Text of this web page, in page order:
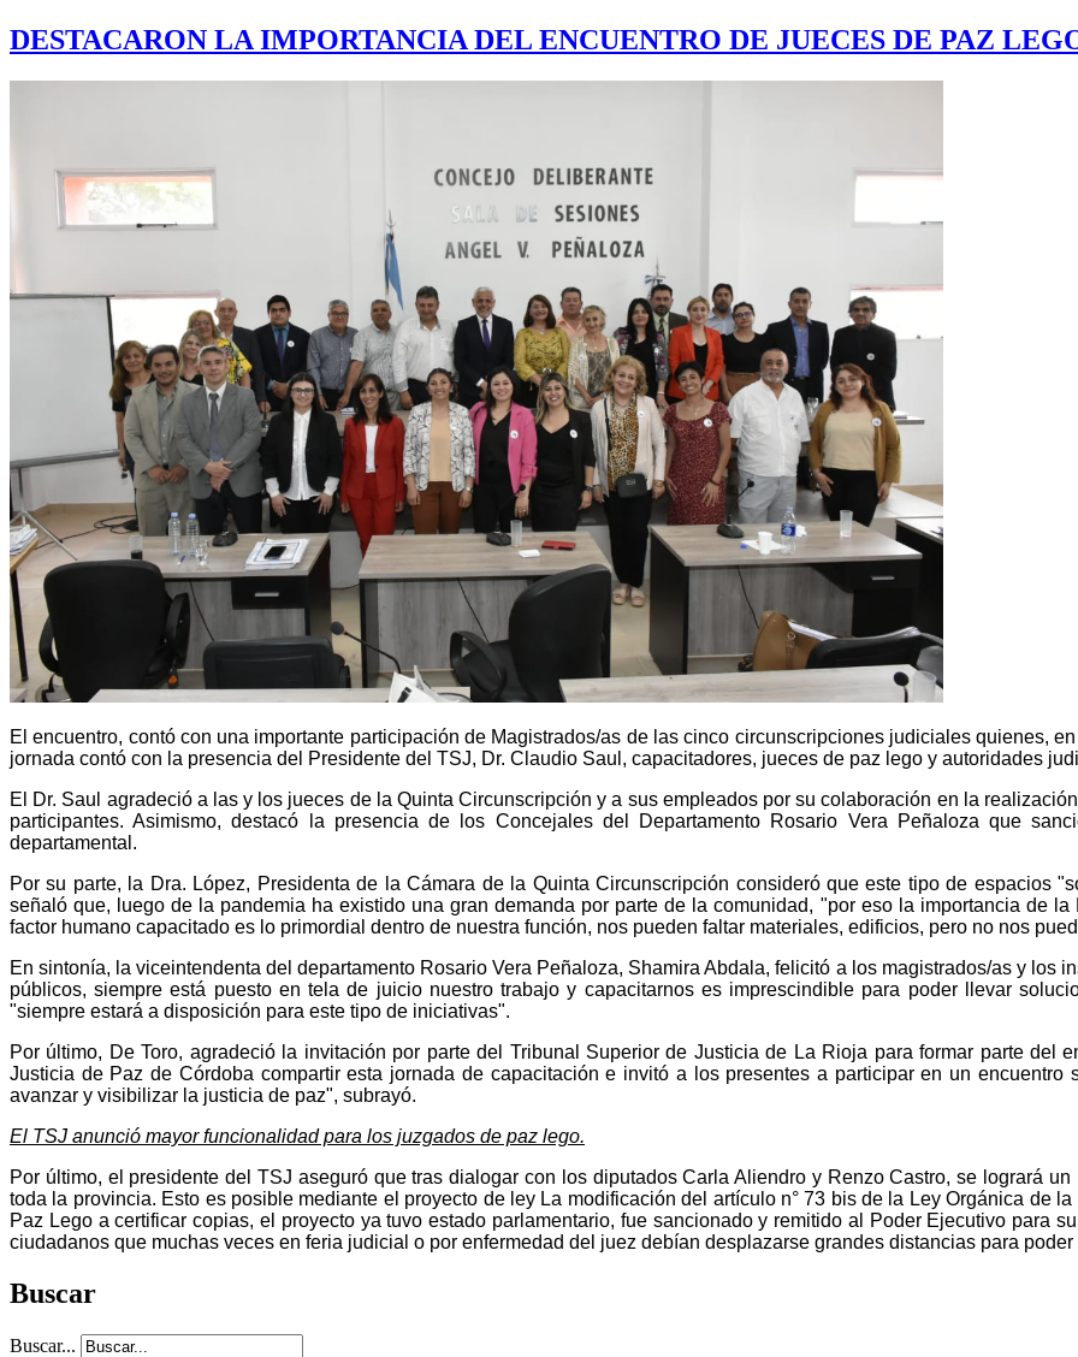
DESTACARON LA IMPORTANCIA DEL ENCUENTRO DE JUECES DE PAZ
El encuentro, contó con una importante participación de Magistrados/as de las cinco circunscripciones judiciales quienes,
jornada contó con la presencia del Presidente del TSJ, Dr. Claudio Saul, capacitadores, jueces de paz lego y autoridades
El Dr. Saul agradeció a las y los jueces de la Quinta Circunscripción y a sus empleados por su colaboración en la
participantes. Asimismo, destacó la presencia de los Concejales del Departamento Rosario Vera Peñaloza que
departamental.
Por su parte, la Dra. López, Presidenta de la Cámara de la Quinta Circunscripción consideró que este tipo de espacios
señaló que, luego de la pandemia ha existido una gran demanda por parte de la comunidad, "por eso la importancia de
factor humano capacitado es lo primordial dentro de nuestra función, nos pueden faltar materiales, edificios, pero no nos
En sintonía, la viceintendenta del departamento Rosario Vera Peñaloza, Shamira Abdala, felicitó a los magistrados/as y los
públicos, siempre está puesto en tela de juicio nuestro trabajo y capacitarnos es imprescindible para poder llevar
"siempre estará a disposición para este tipo de iniciativas".
Por último, De Toro, agradeció la invitación por parte del Tribunal Superior de Justicia de La Rioja para formar parte del
Justicia de Paz de Córdoba compartir esta jornada de capacitación e invitó a los presentes a participar en un
avanzar y visibilizar la justicia de paz", subrayó.
El TSJ anunció mayor funcionalidad para los juzgados de paz lego.
Por último, el presidente del TSJ aseguró que tras dialogar con los diputados Carla Aliendro y Renzo Castro, se logrará
toda la provincia. Esto es posible mediante el proyecto de ley La modificación del artículo n° 73 bis de la Ley Orgánica de
Paz Lego a certificar copias, el proyecto ya tuvo estado parlamentario, fue sancionado y remitido al Poder Ejecutivo para
ciudadanos que muchas veces en feria judicial o por enfermedad del juez debían desplazarse grandes distancias para
Buscar
Buscar...